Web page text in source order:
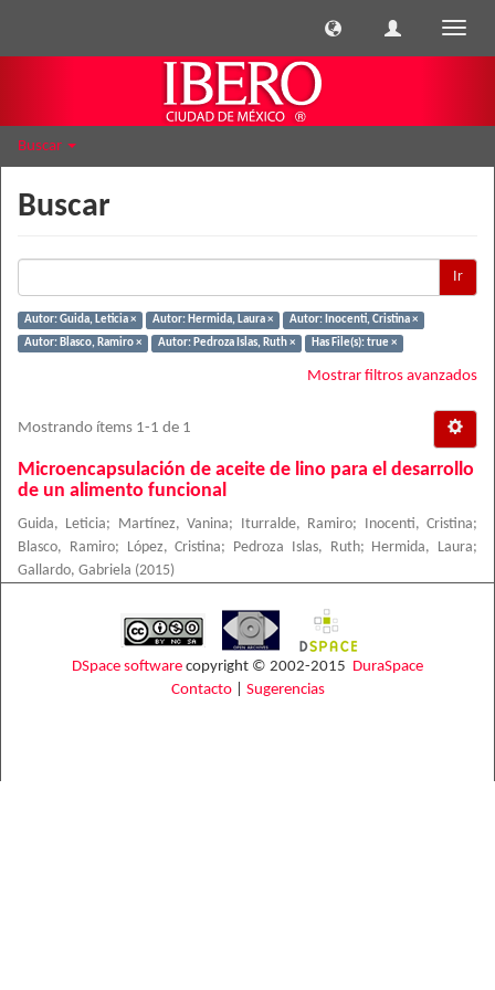
Buscar
Buscar
Ir
Autor: Guida, Leticia × Autor: Hermida, Laura ×
Autor: Inocenti, Cristina ×
Autor: Blasco, Ramiro ×
Autor: Pedroza Islas, Ruth × Has File(s): true ×
Mostrar filtros avanzados
Mostrando ítems 1-1 de 1
Microencapsulación de aceite de lino para el desarrollo
de un alimento funcional
Guida, Leticia; Martínez, Vanina; Iturralde, Ramiro; Inocenti, Cristina;
Blasco, Ramiro; López, Cristina; Pedroza Islas, Ruth; Hermida, Laura;
Gallardo, Gabriela (2015)
DSpace software copyright © 2002-2015 DuraSpace
Contacto| Sugerencias